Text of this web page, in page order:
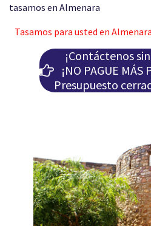
tasamos en Almenara
Tasamos para usted en
¡Contáctenos
¡NO PAGUE MÁS
Presupuesto